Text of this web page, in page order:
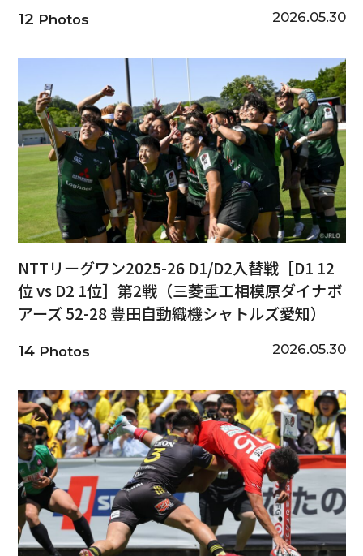
12 Photos 2026.05.30
NTTリーグワン2025-26 D1/D2入替戦［D1 12
位 vs D2 1位］第2戦（三菱重工相模原ダイナボ
アーズ 52-28 豊田自動織機シャトルズ愛知）
14Photos 2026.05.30